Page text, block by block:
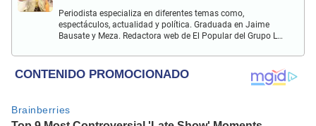
Periodista especializa en diferentes temas como,
espectáculos, actualidad y política. Graduada en Jaime
Bausate y Meza. Redactora web de El Popular del Grupo La
producción de televisión.